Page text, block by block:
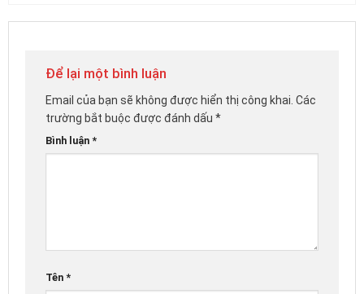
Để lại một bình luận
Email của bạn sẽ không được hiển thị công khai. Các
trường bắt buộc được đánh dấu *
Bình luận *
Tên *